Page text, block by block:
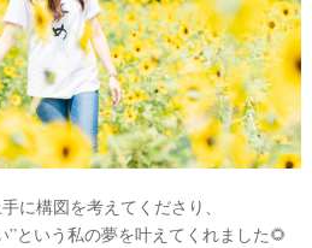
に構図を考えてくださり、
”という私の夢を叶えてくれました🌻
ビ
ー
チ
フ
ォ
ト